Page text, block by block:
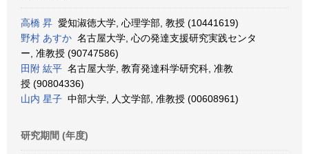
高橋 昇 愛知淑徳大学, 心理学部, 教授 (10441619)
野村 あすか 名古屋大学, 心の発達支援研究実践センタ
ー, 准教授 (90747586)
田附 紘平 名古屋大学, 教育発達科学研究科, 准教
授 (90804336)
山内 星子 中部大学, 人文学部, 准教授 (00608961)
研究期間 (年度)